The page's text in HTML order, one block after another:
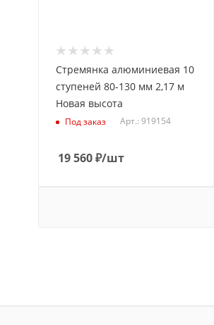
Стремянка алюминиевая 10
ступеней 80-130 мм 2,17 м
Новая высота
Под заказ Арт.: 919154
19 560₽/шт